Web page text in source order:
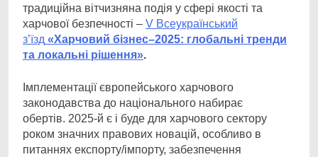
традиційна вітчизняна подія у сфері якості та
харчової безпечності – V Всеукраїнський
з’їзд «Харчовий бізнес–2025: глобальні тренди
та локальні рішення».
Імплементації європейського харчового
законодавства до національного набирає
обертів. 2025-й є і буде для харчового сектору
роком значних правових новацій, особливо в
питаннях експорту/імпорту, забезпечення